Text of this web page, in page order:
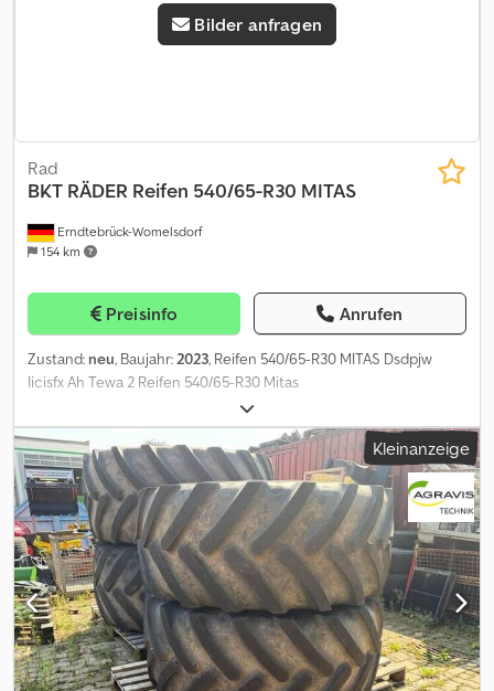
Bilder anfragen
Erndtebrück-Womelsdorf
154 km
Rad
BKT RÄDER Reifen 540/65-R30 MITAS
Preisinfo Anrufen
Zustand: neu, Baujahr:2023, Reifen 540/65-R30 MITAS Dsdpjw
Iicisfx Ah Tewa 2 Reifen 540/65-R30 Mitas
Kleinanzeige